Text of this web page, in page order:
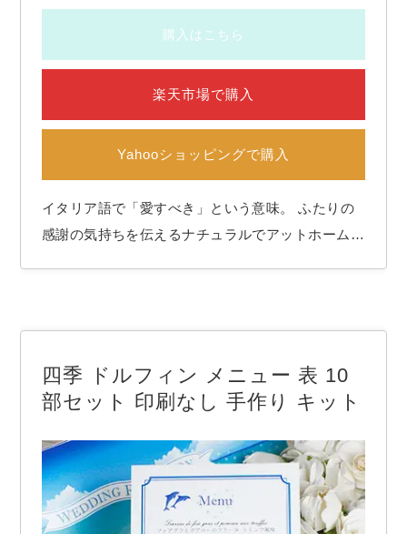
購入はこちら
楽天市場で購入
Yahooショッピングで購入
イタリア語で「愛すべき」という意味。 ふたりの
感謝の気持ちを伝えるナチュラルでアットホームな
四季 ドルフィン メニュー 表 10
部セット 印刷なし 手作り キット